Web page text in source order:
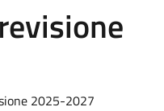
2025-2027